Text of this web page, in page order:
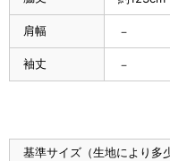
肩幅 －
袖丈 －
基準サイズ（生地により多